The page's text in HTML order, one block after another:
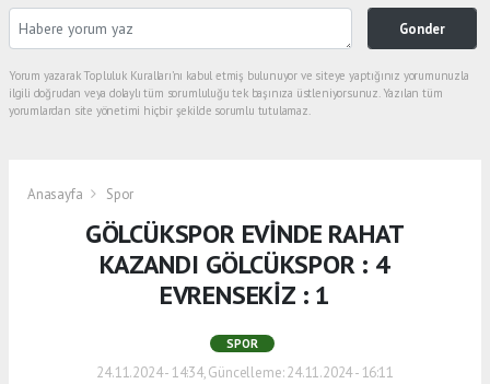
Gonder
Yorum yazarak Topluluk Kuralları’nı kabul etmiş bulunuyor ve siteye yaptığınız yorumunuzla
ilgili doğrudan veya dolaylı tüm sorumluluğu tek başınıza üstleniyorsunuz. Yazılan tüm
yorumlardan site yönetimi hiçbir şekilde sorumlu tutulamaz.
Anasayfa Spor
GÖLCÜKSPOR EVİNDE RAHAT
KAZANDI GÖLCÜKSPOR : 4
EVRENSEKİZ : 1
SPOR
24.11.2024 - 14:34, Güncelleme: 24.11.2024 - 16:11